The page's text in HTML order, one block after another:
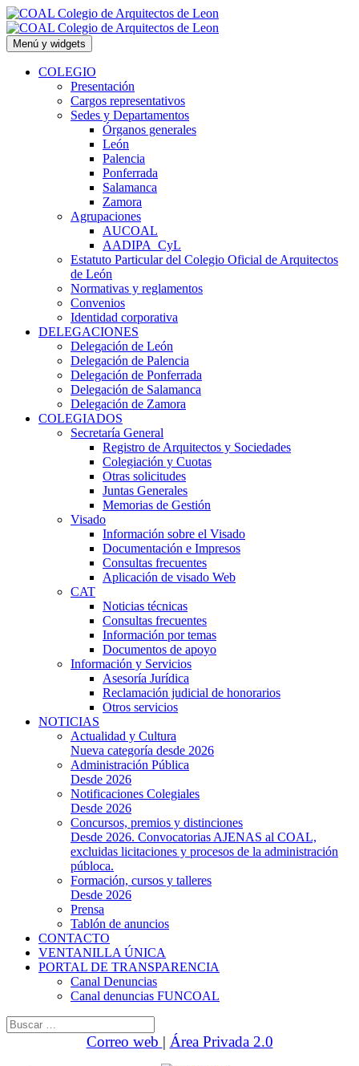
Saltar
al
contenido
Menú y widgets
COLEGIO
Presentación
Cargos representativos
Sedes y Departamentos
Órganos generales
León
Palencia
Ponferrada
Salamanca
Zamora
Agrupaciones
AUCOAL
AADIPA_CyL
Estatuto Particular del Colegio Oficial de Arquitectos
de León
Normativas y reglamentos
Convenios
Identidad corporativa
DELEGACIONES
Delegación de León
Delegación de Palencia
Delegación de Ponferrada
Delegación de Salamanca
Delegación de Zamora
COLEGIADOS
Secretaría General
Registro de Arquitectos y Sociedades
Colegiación y Cuotas
Otras solicitudes
Juntas Generales
Memorias de Gestión
Visado
Información sobre el Visado
Documentación e Impresos
Consultas frecuentes
Aplicación de visado Web
CAT
Noticias técnicas
Consultas frecuentes
Información por temas
Documentos de apoyo
Información y Servicios
Asesoría Jurídica
Reclamación judicial de honorarios
Otros servicios
NOTICIAS
Actualidad y Cultura
Nueva categoría desde 2026
Administración Pública
Desde 2026
Notificaciones Colegiales
Desde 2026
Concursos, premios y distinciones
Desde 2026. Convocatorias AJENAS al COAL,
excluidas licitaciones y procesos de la administración
públoca.
Formación, cursos y talleres
Desde 2026
Prensa
Tablón de anuncios
CONTACTO
VENTANILLA ÚNICA
PORTAL DE TRANSPARENCIA
Canal Denuncias
Canal denuncias FUNCOAL
Buscar:
Correo web | Área Privada 2.0